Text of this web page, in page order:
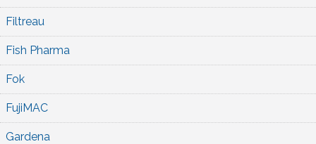
Filtreau
Fish Pharma
Fok
FujiMAC
Gardena